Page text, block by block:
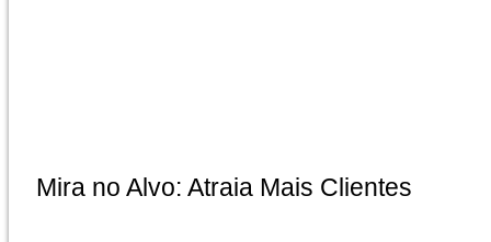
Mira no Alvo: Atraia Mais Clientes